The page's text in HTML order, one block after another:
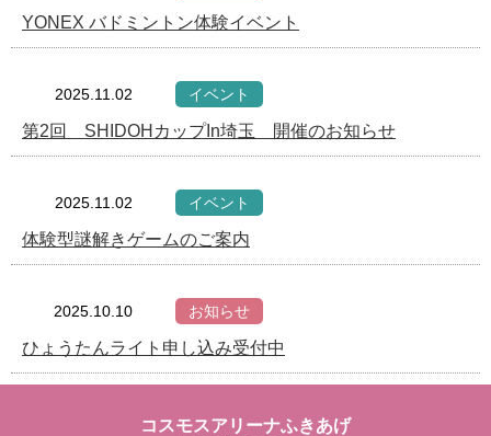
YONEX バドミントン体験イベント
2025.11.02 イベント
第2回 SHIDOHカップIn埼玉 開催のお知らせ
2025.11.02 イベント
体験型謎解きゲームのご案内
2025.10.10 お知らせ
ひょうたんライト申し込み受付中
コスモスアリーナふきあげ